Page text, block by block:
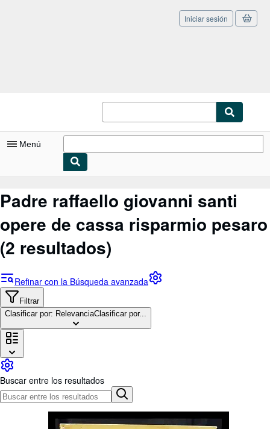
Pasar al contenido principal
Iniciar sesión
Menú
Consultar mis pedidos
Cerrar sesión
Búsqueda avanzada
Colecciones
Libros antiguos
Arte y coleccionismo
Vendedores
Comenzar a vender
Ayuda
CERRAR
Padre raffaello giovanni santi
opere de cassa risparmio pesaro
(2 resultados)
Refinar con la Búsqueda avanzada
Filtrar
Clasificar por: RelevanciaClasificar por...
Buscar entre los resultados